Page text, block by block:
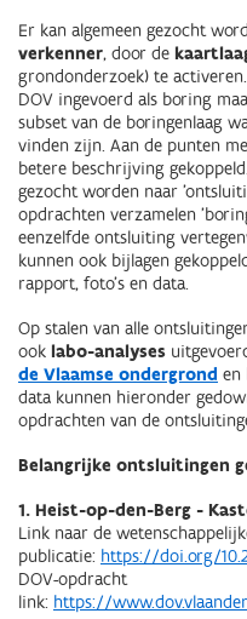
Er kan algemeen gezocht
verkenner, door de
grondonderzoek) te
DOV ingevoerd als boring
subset van de boringenlaag
vinden zijn. Aan de punten
betere beschrijving
gezocht worden naar
opdrachten verzamelen
eenzelfde ontsluiting
kunnen ook bijlagen
rapport, foto's en data.
Op stalen van alle
ook labo-analyses
de Vlaamse ondergrond en
data kunnen hieronder
opdrachten van de
Belangrijke ontsluitingen
1. Heist-op-den-Berg -
Link naar de
publicatie: https://doi.org/
DOV-opdracht
link: https://